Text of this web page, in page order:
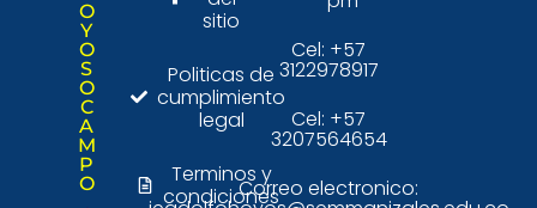
O
Y
O
S
O
C
A
M
P
O
sitio
Politicas de
cumplimiento
legal
Terminos y
condiciones
Cel: +57
3122978917
Cel: +57
3207564654
Correo electronico: